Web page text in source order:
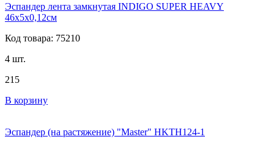
Эспандер лента замкнутая INDIGO SUPER HEAVY
46x5x0,12см
Код товара: 75210
4 шт.
215
В корзину
Эспандер (на растяжение) "Master" HKTH124-1